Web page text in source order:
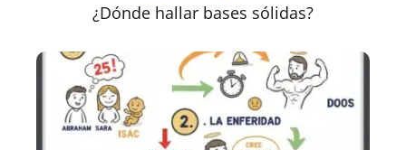
¿Dónde hallar bases sólidas?